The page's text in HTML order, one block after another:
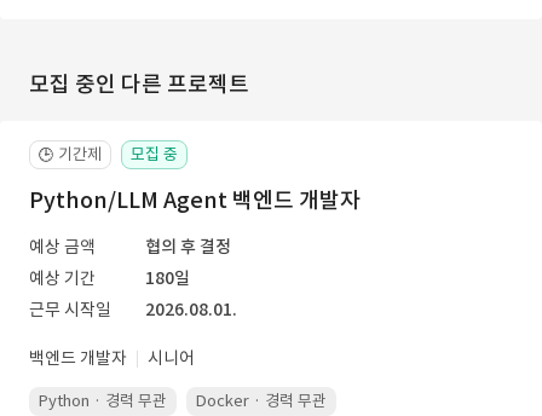
모집 중인 다른 프로젝트
🕒 기간제 모집 중
Python/LLM Agent 백엔드 개발자
예상 금액
협의 후 결정
예상 기간
180일
근무 시작일
2026.08.01.
백엔드 개발자 시니어
Python · 경력 무관 Docker · 경력 무관